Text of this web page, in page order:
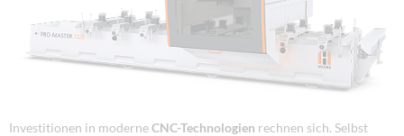
Investitionen in moderneCNC-Technologien rechnen sich. Selbst